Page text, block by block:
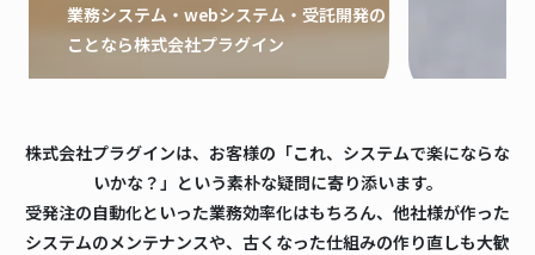
業務システム・webシステム・受託開発の
ことなら株式会社プラグイン
【導入事例】専用アプリからLINEミニアプリ移行で
待ち時間＆コストが4分の1に。ロキボディピアス様
の成功事例
株式会社プラグインは、お客様の「これ、システムで楽にならな
いかな？」という素朴な疑問に寄り添います。
受発注の自動化といった業務効率化はもちろん、他社様が作った
システムのメンテナンスや、古くなった仕組みの作り直しも大歓